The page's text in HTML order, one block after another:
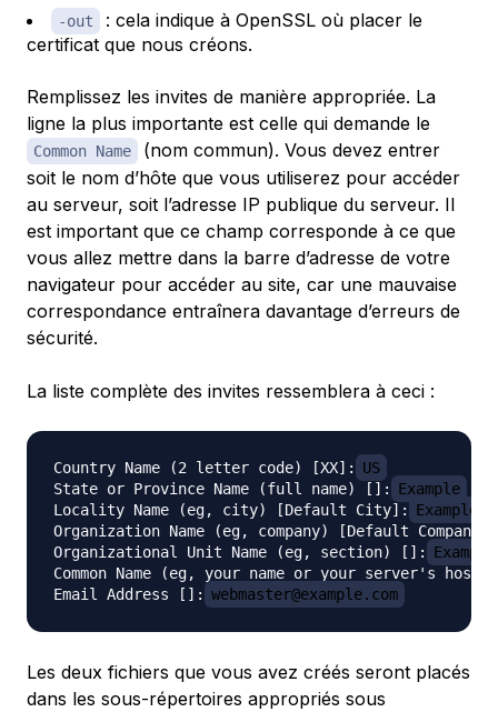
-out
: cela indique à OpenSSL où placer le
certificat que nous créons.
Remplissez les invites de manière appropriée. La
ligne la plus importante est celle qui demande le
Common Name
(nom commun). Vous devez entrer
soit le nom d’hôte que vous utiliserez pour accéder
au serveur, soit l’adresse IP publique du serveur. Il
est important que ce champ corresponde à ce que
vous allez mettre dans la barre d’adresse de votre
navigateur pour accéder au site, car une mauvaise
correspondance entraînera davantage d’erreurs de
sécurité.
La liste complète des invites ressemblera à ceci :
Country Name (2 letter code) [XX]:
US
State or Province Name (full name) []:
Example
Locality Name (eg, city) [Default City]:
Example
Organization Name (eg, company) [Default Company
Organizational Unit Name (eg, section) []:
Common Name (eg, your name or your server's
Email Address []: webmaster@example.com
Les deux fichiers que vous avez créés seront placés
dans les sous-répertoires appropriés sous